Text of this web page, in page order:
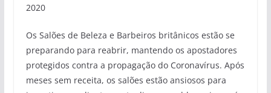
2020
Os Salões de Beleza e Barbeiros britânicos estão se
preparando para reabrir, mantendo os apostadores
protegidos contra a propagação do Coronavírus. Após
meses sem receita, os salões estão ansiosos para